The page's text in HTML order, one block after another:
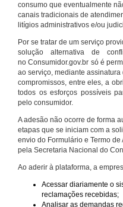
consumo que eventualmente
canais tradicionais de
litígios administrativos e/ou
Por se tratar de um serviço
solução alternativa de
no Consumidor.gov.br só é
ao serviço, mediante
compromissos, entre eles, a
todos os esforços possíveis
pelo consumidor.
A adesão não ocorre de forma
etapas que se iniciam com a
envio do Formulário e Termo
pela Secretaria Nacional do
Ao aderir à plataforma, a
Acessar diariamente o
reclamações recebidas;
Analisar as demandas